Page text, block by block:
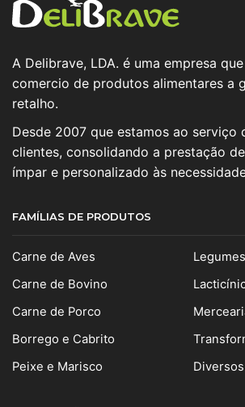
A Delibrave, LDA. é uma empresa
comercio de produtos alimentares a
retalho.
Desde 2007 que estamos ao serviço
clientes, consolidando a prestação
ímpar e personalizado às
FAMÍLIAS DE PRODUTOS
Carne de Aves
Carne de Bovino
Carne de Porco
Borrego e Cabrito
Peixe e Marisco
Legumes
Diversos